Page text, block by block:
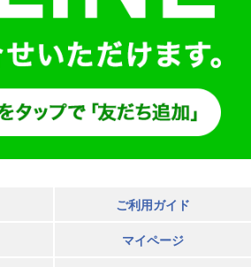
ご利用ガイド
マイページ